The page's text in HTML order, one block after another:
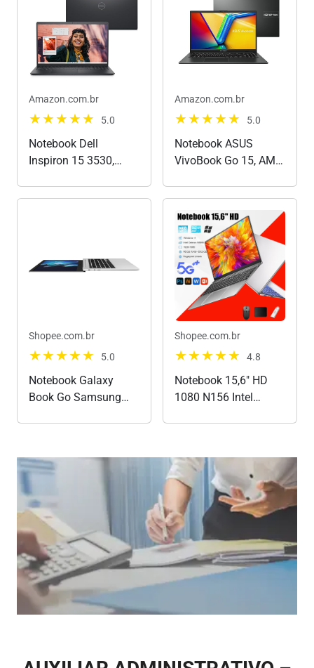
Amazon.com.br
5.0
Notebook Dell
Inspiron 15 3530,
Preto
Amazon.com.br
5.0
Notebook ASUS
VivoBook Go 15, AMD
Tela 15,6" FHD, Mixed
Black - E1504FA-
NJ732
Shopee.com.br
5.0
Notebook Galaxy
Book Go Samsung
leve 1.38kg Windows
Book Go 4GB
Notebook 128GB SSD
Samsung...
Shopee.com.br
4.8
Notebook 15,6" HD
1080 N156 Intel
Notebook-ATFLY